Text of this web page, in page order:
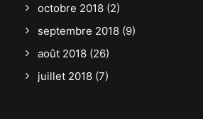
octobre 2018 (2)
septembre 2018 (9)
août 2018 (26)
juillet 2018 (7)